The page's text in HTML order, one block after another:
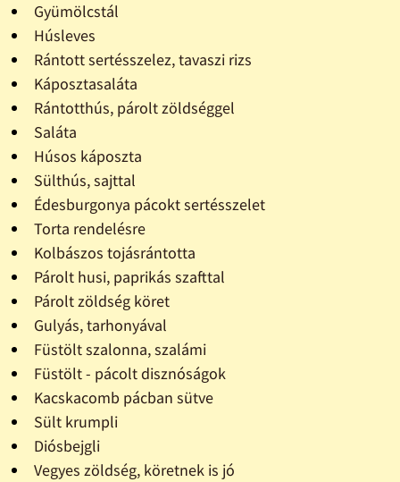
Gyümölcstál
Húsleves
Rántott sertésszelez, tavaszi rizs
Káposztasaláta
Rántotthús, párolt zöldséggel
Saláta
Húsos káposzta
Sülthús, sajttal
Édesburgonya pácokt sertésszelet
Torta rendelésre
Kolbászos tojásrántotta
Párolt husi, paprikás szafttal
Párolt zöldség köret
Gulyás, tarhonyával
Füstölt szalonna, szalámi
Füstölt - pácolt disznóságok
Kacskacomb pácban sütve
Sült krumpli
Diósbejgli
Vegyes zöldség, köretnek is jó